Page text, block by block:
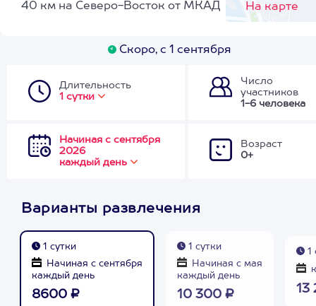
На карте
40 км на Северо-Восток от МКАД
Скоро, с 1 сентября
Длительность
1 сутки
Число
участников
1-6 человека
Начиная с сентября
2026
каждый день
Возраст
0+
Варианты развлечения
1 сутки
Начиная с сентября
каждый день
8600 ₽
1 сутки
Начиная с мая
каждый день
10 300 ₽
1
13